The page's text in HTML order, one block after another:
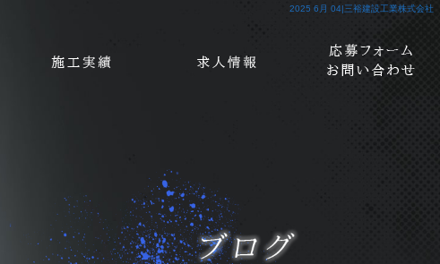
2025 6月 04|三裕建設工業株式会社